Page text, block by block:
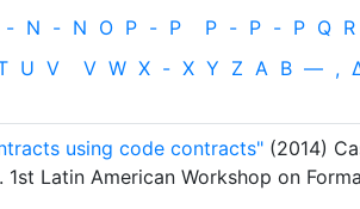
- N - N O P - P P - P - P Q R
U V V W X - X Y Z Α Β — ,
using code contracts" (2014)
1st Latin American Workshop on